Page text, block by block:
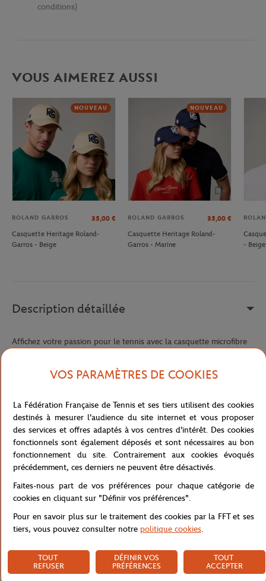
conditions)
VOUS AIMEREZ AUSSI
NOUVEAU
ROLAND GARROS 35,00 €
Casquette Heritage Roland-
Garros - Beige
NOUVEAU
ROLAND GARROS 35,00 €
Casquette Heritage Roland-
Garros - Marine
- Beige
Description détaillée
Affichez votre passion pour le tennis avec la casquette microfibre
arbore le logo Roland-Garros blanc en silicone sur le devant, pour
un look à la fois discret et stylé.
supérieure pour un grand confort et une longue durée de vie. Les
œillets respirants permettent de garder votre tête au frais, même
par temps chaud. La casquette est également réglable pour un
ajustement parfait à toutes les tailles de tête.
Que ce soit pour une partie de tennis ou pour une journée
l'accessoire parfait pour afficher votre passion pour le tennis avec
style.
Référence :RCQU0223-TBA-TU
Caractéristiques
VOS PARAMÈTRES DE COOKIES
La Fédération Française de Tennis et ses tiers utilisent des cookies
destinés à mesurer l'audience du site internet et vous proposer
des services et offres adaptés à vos centres d'intérêt. Des cookies
fonctionnels sont également déposés et sont nécessaires au bon
fonctionnement du site. Contrairement aux cookies évoqués
précédemment, ces derniers ne peuvent être désactivés.
Faites-nous part de vos préférences pour chaque catégorie de
cookies en cliquant sur "Définir vos préférences".
Pour en savoir plus sur le traitement des cookies par la FFT et ses
tiers, vous pouvez consulter notre politique cookies.
TOUT
REFUSER
DÉFINIR VOS
PRÉFÉRENCES
TOUT
ACCEPTER